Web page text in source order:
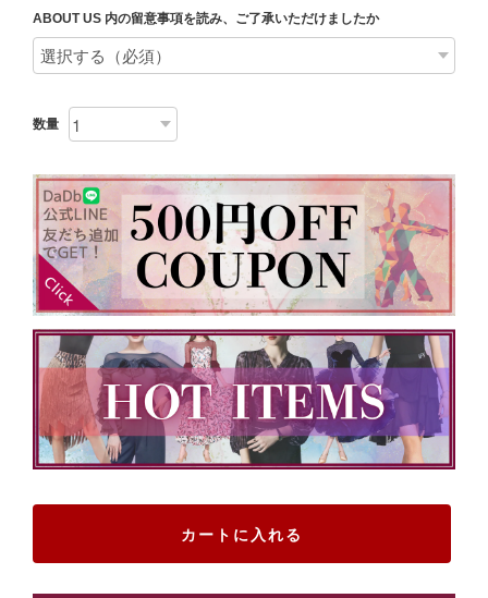
ABOUT US 内の留意事項を読み、ご了承いただけましたか
数量
カートに入れる